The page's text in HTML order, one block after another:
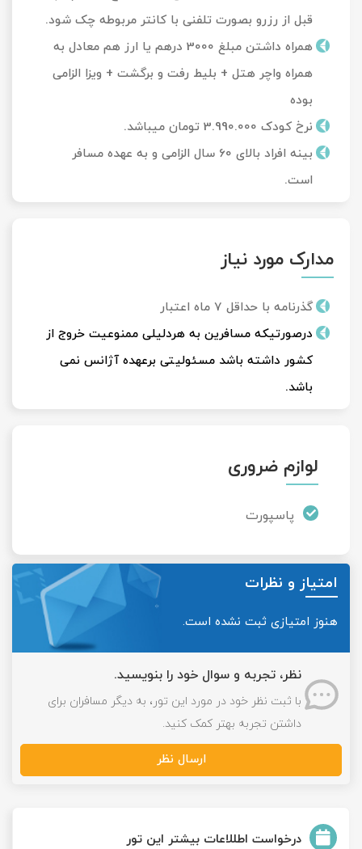
درخواست اطللاعات بیشتر این تور
قبل از رزرو بصورت تلفنی با کانتر مربوطه چک شود.
همراه داشتن مبلغ 3000 درهم یا ارز هم معادل به
همراه واچر هتل + بلیط رفت و برگشت + ویزا الزامی
بوده
نرخ کودک 3.990.000 تومان میباشد.
بینه افراد بالای 60 سال الزامی و به عهده مسافر
است.
مدارک مورد نیاز
گذرنامه با حداقل 7 ماه اعتبار
درصورتیکه مسافرین به هردلیلی ممنوعیت خروج از
کشور داشته باشد مسئولیتی برعهده آژانس نمی
باشد.
لوازم ضروری
پاسپورت
امتیاز و نظرات
هنوز امتیازی ثبت نشده است.
نظر، تجربه و سوال خود را بنویسید.
با ثبت نظر خود در مورد این تور، به دیگر مسافران برای
داشتن تجربه بهتر کمک کنید.
ارسال نظر